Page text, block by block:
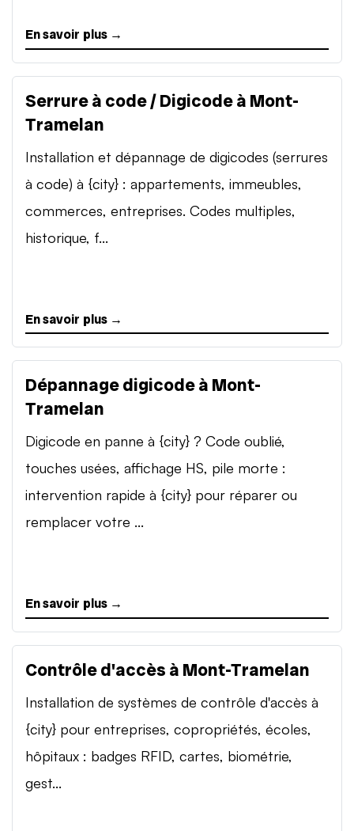
En savoir plus →
Serrure à code / Digicode à Mont-
Tramelan
Installation et dépannage de digicodes (serrures
à code) à {city} : appartements, immeubles,
commerces, entreprises. Codes multiples,
historique, f...
En savoir plus →
Dépannage digicode à Mont-
Tramelan
Digicode en panne à {city} ? Code oublié,
touches usées, affichage HS, pile morte :
intervention rapide à {city} pour réparer ou
remplacer votre ...
En savoir plus →
Contrôle d'accès à Mont-Tramelan
Installation de systèmes de contrôle d'accès à
{city} pour entreprises, copropriétés, écoles,
hôpitaux : badges RFID, cartes, biométrie,
gest...